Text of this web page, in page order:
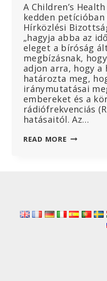
A Children’s
kedden
Hírközlési
„hagyja abba az
eleget a bíróság
megbízásnak,
adjon arra, hogy a
határozta meg,
iránymutatásai
embereket és a
rádiófrekvenciás
hatásaitól. Az…
READ MORE A
NEK,
HOGY